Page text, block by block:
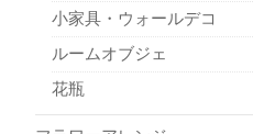
小家具・ウォールデコ
ルームオブジェ
花瓶